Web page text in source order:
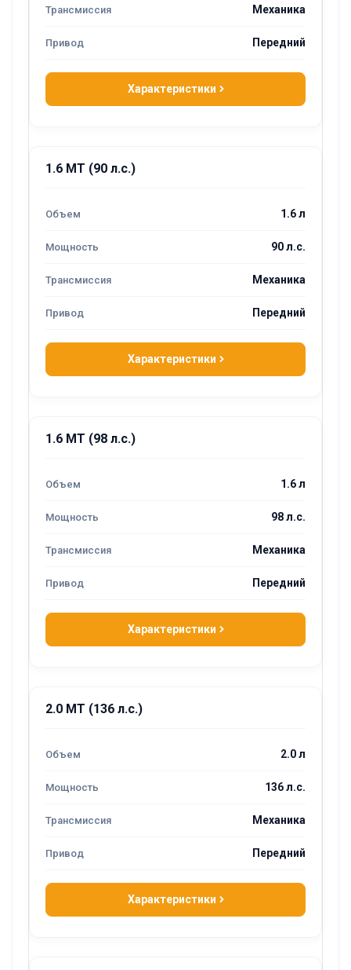
Механика
Передний
Характеристики
1.6 MT (90 л.с.)
1.6 л
90 л.с.
Механика
Передний
Характеристики
1.6 MT (98 л.с.)
1.6 л
98 л.с.
Механика
Передний
Характеристики
2.0 MT (136 л.с.)
2.0 л
136 л.с.
Механика
Передний
Характеристики